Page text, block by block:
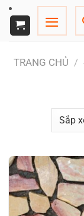
Chuyển
đến
nội
TRANG CHỦ /